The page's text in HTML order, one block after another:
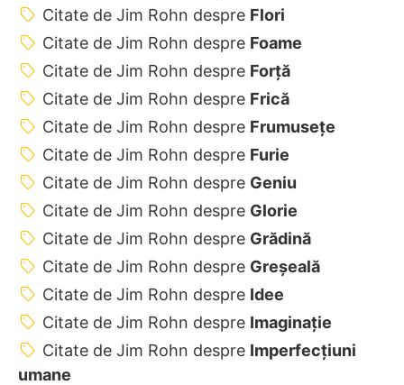
Citate de Jim Rohn despre Flori
Citate de Jim Rohn despre Foame
Citate de Jim Rohn despre Forță
Citate de Jim Rohn despre Frică
Citate de Jim Rohn despre Frumusețe
Citate de Jim Rohn despre Furie
Citate de Jim Rohn despre Geniu
Citate de Jim Rohn despre Glorie
Citate de Jim Rohn despre Grădină
Citate de Jim Rohn despre Greșeală
Citate de Jim Rohn despre Idee
Citate de Jim Rohn despre Imaginație
Citate de Jim Rohn despre Imperfecțiuni
umane